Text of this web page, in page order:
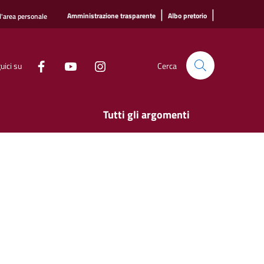
personale Amministrazione trasparente | Albo pretorio |
su Cerca
Tutti gli argomenti